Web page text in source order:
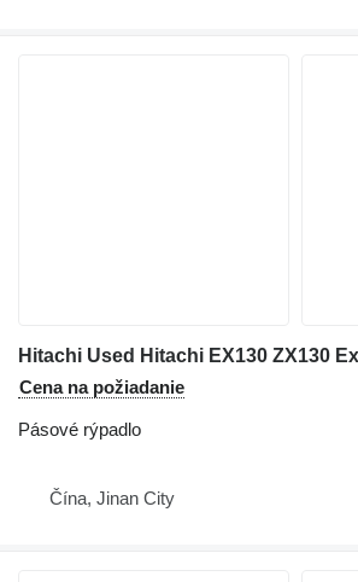
Hitachi Used Hitachi EX130 ZX130
Cena na požiadanie
Pásové rýpadlo
Čína, Jinan City